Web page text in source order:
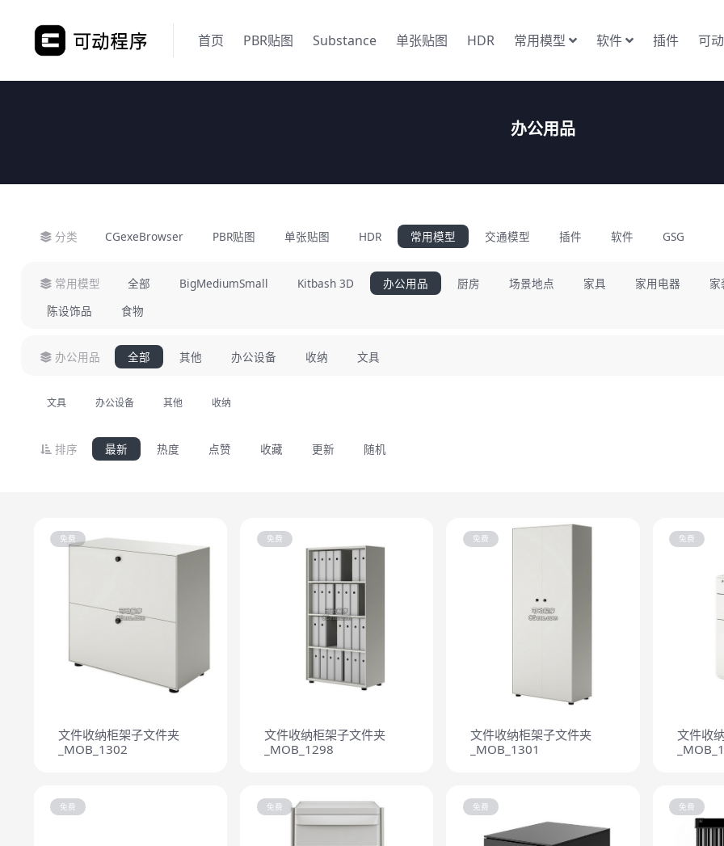
首页 PBR贴图 Substance 单张贴图 HDR 常用模型 软件 插件 可
办公用品
分类 CGexeBrowser PBR贴图 单张贴图 HDR 常用模型 交通模型 插件 软件 GSG
常用模型 全部 BigMediumSmall Kitbash 3D 办公用品 厨房 场景地点 家具 家用电器
家
陈设饰品
食物
办公用品 全部 其他 办公设备 收纳 文具
文具 办公设备 其他 收纳
排序 最新 热度 点赞 收藏 更新 随机
免费
文件收纳柜架子文件夹
_MOB_1302
免费
文件收纳柜架子文件夹
_MOB_1298
免费
文件收纳柜架子文件夹
_MOB_1301
免费
文件收
免费 免费 免费 免费